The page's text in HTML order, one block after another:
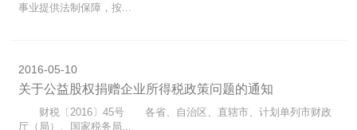
事业提供法制保障，按...
2016-05-10
关于公益股权捐赠企业所得税政策问题的通知
财税〔2016〕45号 各省、自治区、直辖市、计划单列市财政
厅（局）、国家税务局...